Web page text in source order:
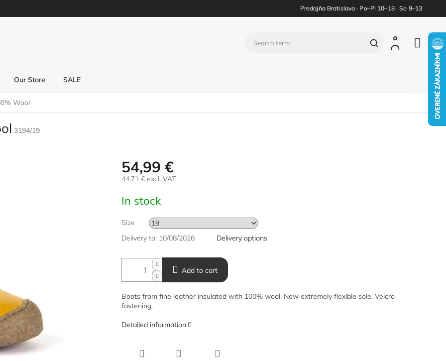
Predajňa Bratislava · Po–Pi 10–18 · So 9–13
Our Store SALE
Wool
3194/19
54,99 €
44,71 € excl. VAT
price:
In stock
Size
Delivery to: 10/08/2026 Delivery options
Add to cart
Boots from fine leather insulated with 100% wool. New extremely flexible sole. Velcro
fastening.
Detailed information